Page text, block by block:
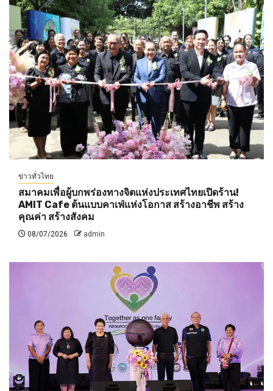
ข่าวทั่วไทย
สมาคมเพื่อผู้บกพร่องทางจิตแห่งประเทศไทยเปิดร้าน!
AMIT Cafe ต้นแบบคาเฟ่แห่งโอกาส สร้างอาชีพ สร้าง
คุณค่า สร้างสังคม
08/07/2026 admin